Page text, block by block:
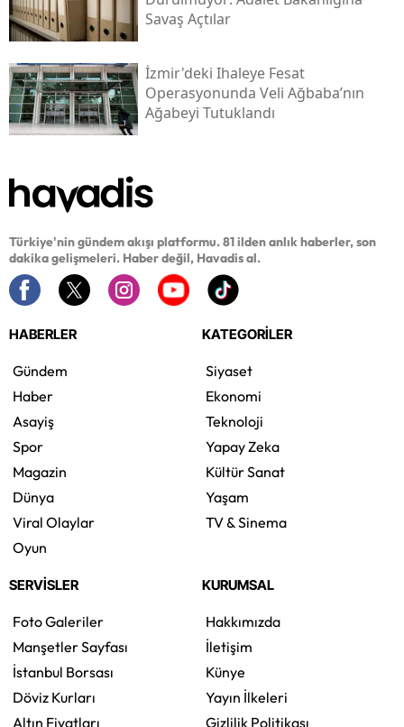
Savaş Açtılar
İzmir'deki Ihaleye Fesat
Operasyonunda Veli Ağbaba’nın
Ağabeyi Tutuklandı
Türkiye'nin gündem akışı platformu. 81 ilden anlık haberler, son
dakika gelişmeleri. Haber değil, Havadis al.
HABERLER
Gündem
Haber
Asayiş
Spor
Magazin
Dünya
Viral Olaylar
Oyun
KATEGORİLER
Siyaset
Ekonomi
Teknoloji
Yapay Zeka
Kültür Sanat
Yaşam
TV & Sinema
SERVİSLER
Foto Galeriler
Manşetler Sayfası
İstanbul Borsası
Döviz Kurları
Altın Fiyatları
KURUMSAL
Hakkımızda
İletişim
Künye
Yayın İlkeleri
Gizlilik Politikası